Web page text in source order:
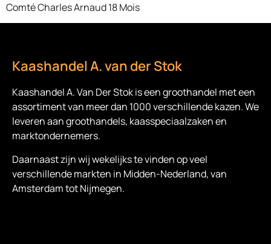
Comté Charles Arnaud 18 Mois
Kaashandel A. van der Stok
Kaashandel A. Van Der Stok is eengroothandel met een
assortiment van meer dan 1000 verschillende kazen. We
leveren aan groothandels, kaasspeciaalzaken en
marktondernemers.
Daarnaast zijn wij wekelijks te vinden op veel
verschillende markten in Midden-Nederland, van
Amsterdam tot Nijmegen.